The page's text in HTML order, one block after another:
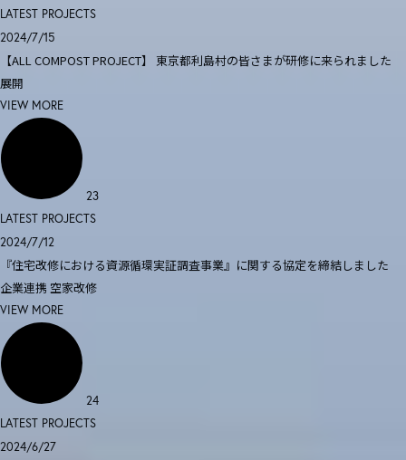
LATEST PROJECTS
2024/7/15
【ALL COMPOST PROJECT】 東京都利島村の皆さまが研修に来られました
展開
VIEW MORE
23
LATEST PROJECTS
2024/7/12
『住宅改修における資源循環実証調査事業』に関する協定を締結しました
企業連携 空家改修
VIEW MORE
24
LATEST PROJECTS
2024/6/27